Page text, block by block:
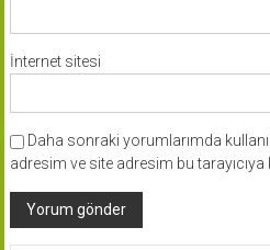
İnternet sitesi
Daha sonraki yorumlarımda
adresim ve site adresim bu tarayıcıya